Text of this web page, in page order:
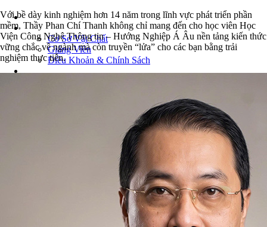
Trang Chủ
Giới Thiệu
Cơ Sở Vật Chất
Giảng Viên
Điều Khoản & Chính Sách
Khóa Đào Tạo
Chuyên Viên Quản Trị Hệ Thống & An Ninh Mạng
Quản trị Vận Hành Microsoft Azure
Quản Trị Hệ Thống LINUX
Học Phân Tích Dữ Liệu
Phân Tích Dữ Liệu (Data Analyst)
Quản Trị Dữ Liệu (Data System)
Trực Quan Hóa Dữ Liệu (Data Visualization)
Học Lập Trình (Full Stack)
Chuyên Viên Lập Trình (Full Stack)
Chuyên Viên Lập Trình Website (Full Stack)
Chuyên Viên Lập Trình Mobile (Full Stack)
Lập Trình Cho Trẻ Em
Với bề dày kinh nghiệm hơn 14 năm trong lĩnh vực phát triển phần
mềm, Thầy Phan Chí Thanh không chỉ mang đến cho học viên Học
Viện Công Nghệ Thông tin – Hướng Nghiệp Á Âu nền tảng kiến thức
vững chắc về ngành mà còn truyền “lửa” cho các bạn bằng trải
nghiệm thực tiễn.